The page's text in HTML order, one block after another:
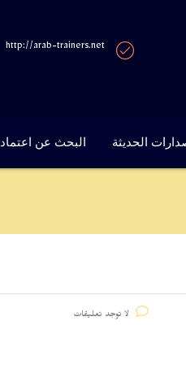
http://arab-trainers.net
الحديثة البحث عن اعتماد
لا توجد تعليقات